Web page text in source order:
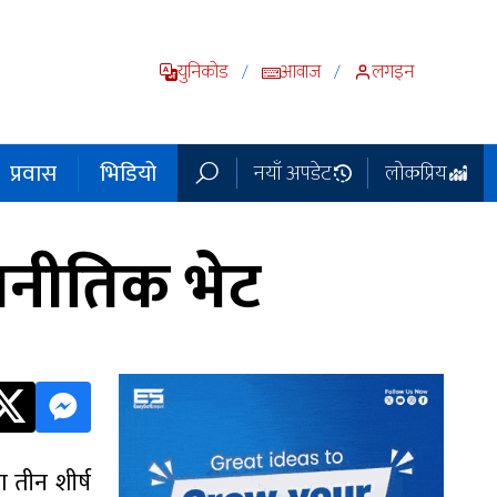
युनिकोड / आवाज / लगइन
प्रवास भिडियो नयाँ अपडेट लोकप्रिय
भेट
तीन शीर्ष